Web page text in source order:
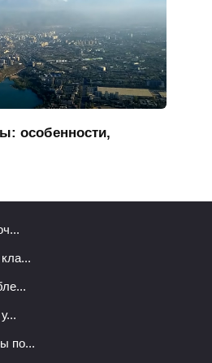
особенности,
по...